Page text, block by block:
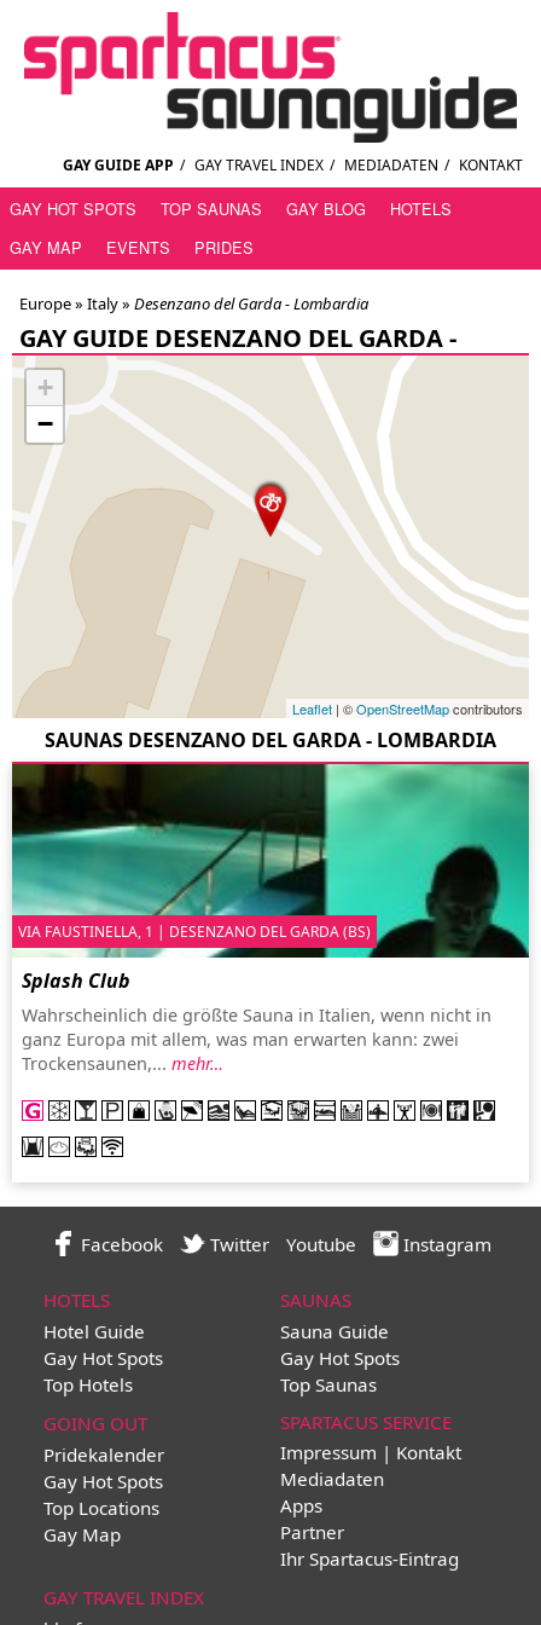
GAY GUIDE APP / GAY TRAVEL INDEX / MEDIADATEN / KONTAKT
GAY HOT SPOTS TOP SAUNAS GAY BLOG
HOTELS
GAY MAP
EVENTS PRIDES
Europe » Italy» Desenzano del Garda - Lombardia
GAY GUIDE DESENZANO DEL GARDA -
LOMBARDIA
+
−
Leaflet | ©OpenStreetMapcontributors
SAUNAS DESENZANO DEL GARDA - LOMBARDIA
VIA FAUSTINELLA, 1 | DESENZANO DEL GARDA (BS)
Splash Club
Wahrscheinlich die größte Sauna in Italien, wenn nicht in
ganz Europa mit allem, was man erwarten kann: zwei
Trockensaunen,... mehr…
Facebook Twitter Youtube Instagram
HOTELS
Hotel Guide
Gay Hot Spots
Top Hotels
SAUNAS
Sauna Guide
Gay Hot Spots
Top Saunas
GOING OUT
Pridekalender
Gay Hot Spots
Top Locations
Gay Map
SPARTACUS SERVICE
Impressum | Kontakt
Mediadaten
Apps
Partner
Ihr Spartacus-Eintrag
GAY TRAVEL INDEX